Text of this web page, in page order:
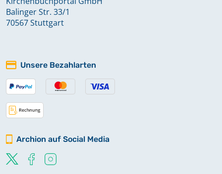
Balinger Str. 33/1
70567 Stuttgart
Unsere Bezahlarten
Archion auf Social Media